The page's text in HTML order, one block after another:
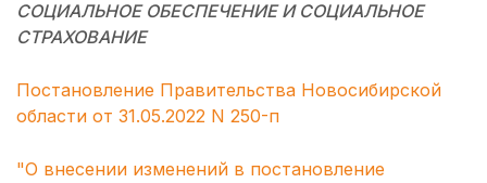
СОЦИАЛЬНОЕ ОБЕСПЕЧЕНИЕ И СОЦИАЛЬНОЕ
СТРАХОВАНИЕ
Постановление Правительства Новосибирской
области от 31.05.2022 N 250-п
"О внесении изменений в постановление